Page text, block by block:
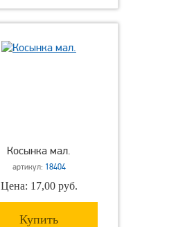
Косынка мал.
артикул: 18404
Цена: 17,00 руб.
Купить